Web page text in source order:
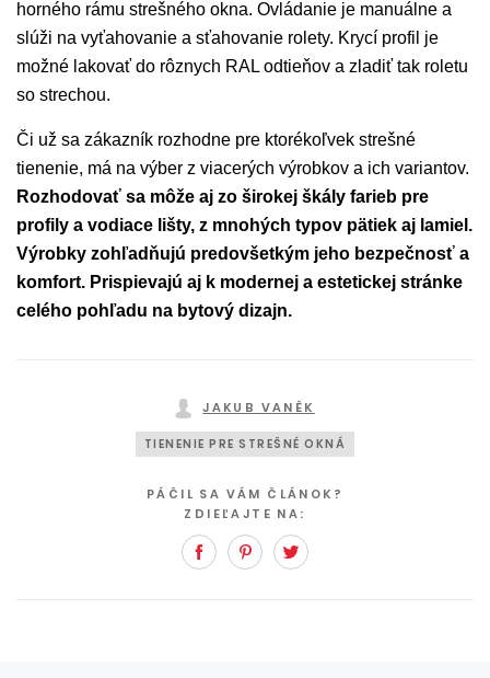
horného rámu strešného okna. Ovládanie je manuálne a
slúži na vyťahovanie a sťahovanie rolety. Krycí profil je
možné lakovať do rôznych RAL odtieňov a zladiť tak roletu
so strechou.
Či už sa zákazník rozhodne pre ktorékoľvek strešné
tienenie, má na výber z viacerých výrobkov a ich variantov.
Rozhodovať sa môže aj zo širokej škály farieb pre
profily a vodiace lišty, z mnohých typov pätiek aj lamiel.
Výrobky zohľadňujú predovšetkým jeho bezpečnosť a
komfort. Prispievajú aj k modernej a estetickej stránke
celého pohľadu na bytový dizajn.
JAKUB VANĚK
TIENENIE PRE STREŠNÉ OKNÁ
PÁČIL SA VÁM ČLÁNOK?
ZDIEĽAJTE NA:
FacebookPinterest